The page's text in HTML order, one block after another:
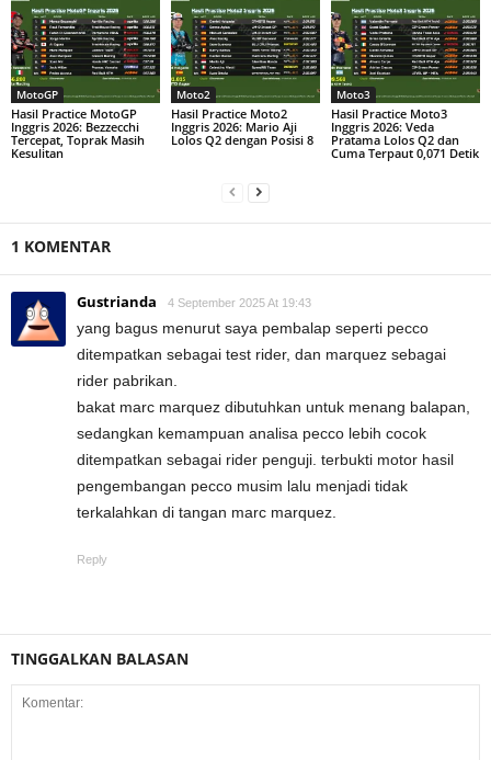
MotoGP
Hasil Practice MotoGP
Inggris 2026: Bezzecchi
Tercepat, Toprak Masih
Kesulitan
Moto2
Hasil Practice Moto2
Inggris 2026: Mario Aji
Lolos Q2 dengan Posisi 8
Moto3
Hasil Practice Moto3
Inggris 2026: Veda
Pratama Lolos Q2 dan
Cuma Terpaut 0,071 Detik
1 KOMENTAR
Gustrianda 4 September 2025 At 19:43
yang bagus menurut saya pembalap seperti pecco
ditempatkan sebagai test rider, dan marquez sebagai
rider pabrikan.
bakat marc marquez dibutuhkan untuk menang balapan,
sedangkan kemampuan analisa pecco lebih cocok
ditempatkan sebagai rider penguji. terbukti motor hasil
pengembangan pecco musim lalu menjadi tidak
terkalahkan di tangan marc marquez.
Reply
TINGGALKAN BALASAN